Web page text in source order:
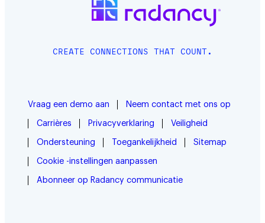
CREATE CONNECTIONS THAT COUNT.
Vraag een demo aan Neem contact met ons op
Carrières Privacyverklaring Veiligheid
Ondersteuning Toegankelijkheid Sitemap
Cookie -instellingen aanpassen
Abonneer op Radancy communicatie